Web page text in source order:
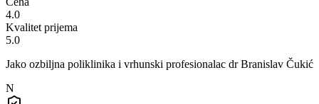
4.0
Kvalitet prijema
5.0
Jako ozbiljna poliklinika i vrhunski profesionalac dr Branislav Čukić
N